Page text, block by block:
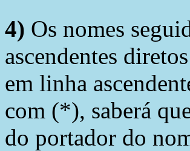
4) Os nomes
ascendentes
em linha
com (*), saberá
do portador do